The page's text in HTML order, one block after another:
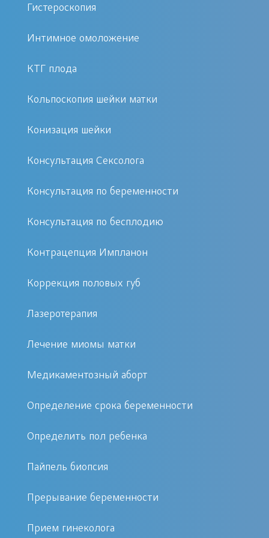
CORE-биопсию проводит врач-
маммолог. Процедура проходит под
Она может выполняться как в
стационаре.
необходимо проконсультироваться с
подготовке к процедуре, возможных
CORE?
диагностики.
высокую точность и безопасность.
получить быстро.
Как записаться на процедуру?
Москве можно быстро и удобно. Для
телефону или оставить заявку на
Гистероскопия
Интимное омоложение
КТГ плода
Кольпоскопия шейки матки
Конизация шейки
Консультация Сексолога
Консультация по беременности
Консультация по бесплодию
Контрацепция Импланон
Коррекция половых губ
Лазеротерапия
Лечение миомы матки
Медикаментозный аборт
Определение срока беременности
Определить пол ребенка
Пайпель биопсия
Прерывание беременности
Прием гинеколога